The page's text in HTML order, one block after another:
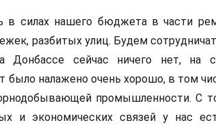
силах нашего бюджета в части
разбитых улиц. Будем
Донбассе сейчас ничего нет, на
было налажено очень хорошо, в том
промышленности. С
и экономических связей у нас